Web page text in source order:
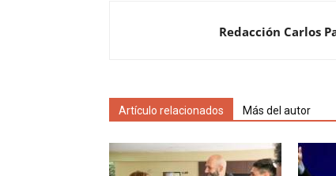
Redacción Carlos
Artículo relacionados Más del autor